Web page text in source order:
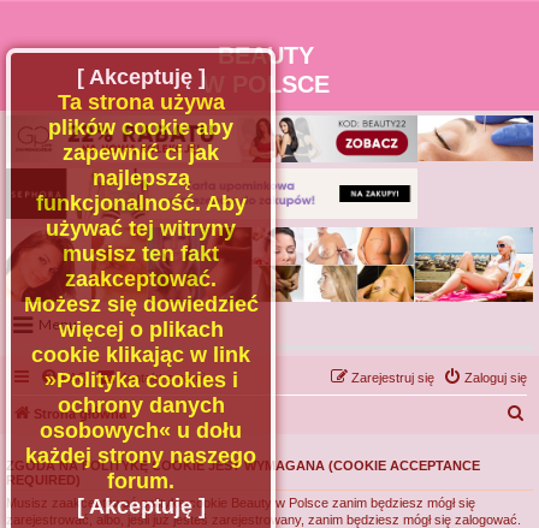
BEAUTY
W POLSCE
Menu
Portal
Facebook
Regulamin
Zapytaj administratora
Kontakt
FAQ Kontakt z nami Zaloguj się
Zarejestruj się
Strona główna
ZGODA NA POLITYKĘ COOKIE JEST WYMAGANA (COOKIE ACCEPTANCE
REQUIRED)
Musisz zaakceptować politykę cookie Beauty w Polsce zanim będziesz mógł się
zarejestrować, albo, jeśli już jesteś zarejestrowany, zanim będziesz mógł się zalogować.
[ Akceptuję ]
Ta strona używa
plików cookie aby
zapewnić ci jak
najlepszą
funkcjonalność. Aby
używać tej witryny
musisz ten fakt
zaakceptować.
Możesz się dowiedzieć
więcej o plikach
cookie klikając w link
»Polityka cookies i
ochrony danych
osobowych« u dołu
każdej strony naszego
forum.
[ Akceptuję ]